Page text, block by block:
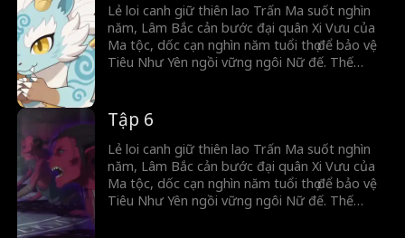
Lẻ loi canh giữ thiên lao Trấn Ma suốt nghìn
năm, Lâm Bắc cản bước đại quân Xi Vưu của
Ma tộc, dốc cạn nghìn năm tuổi thọ để bảo vệ
Tiêu Như Yên ngồi vững ngôi Nữ đế. Thế
quân, mà còn giáng hắn làm dân thường.
Tập 6
Lẻ loi canh giữ thiên lao Trấn Ma suốt nghìn
năm, Lâm Bắc cản bước đại quân Xi Vưu của
Ma tộc, dốc cạn nghìn năm tuổi thọ để bảo vệ
Tiêu Như Yên ngồi vững ngôi Nữ đế. Thế